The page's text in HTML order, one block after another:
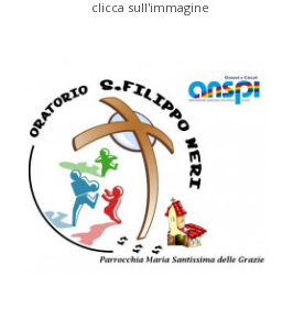
clicca sull'immagine